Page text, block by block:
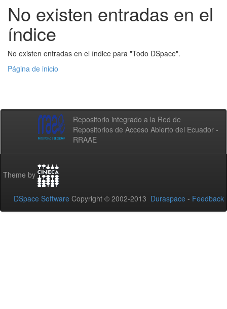
No existen entradas en el
índice
No existen entradas en el índice para "Todo DSpace".
Página de inicio
Repositorio integrado a la Red de
Repositorios de Acceso Abierto del Ecuador -
RRAAE
Theme by
DSpace Software Copyright © 2002-2013 Duraspace - Feedback